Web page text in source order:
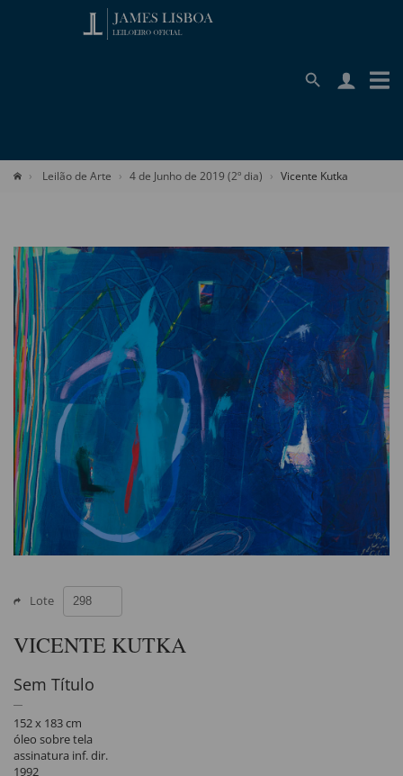
Leilão de Arte 4 de Junho de 2019 (2º dia) Vicente Kutka
Lote
VICENTE KUTKA
Sem Título
152 x 183 cm
óleo sobre tela
assinatura inf. dir.
1992